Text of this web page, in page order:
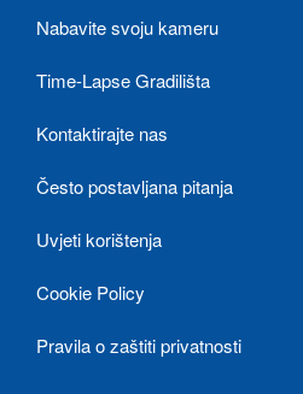
Nabavite svoju kameru
Time-Lapse Gradilišta
Kontaktirajte nas
Često postavljana pitanja
Uvjeti korištenja
Cookie Policy
Pravila o zaštiti privatnosti